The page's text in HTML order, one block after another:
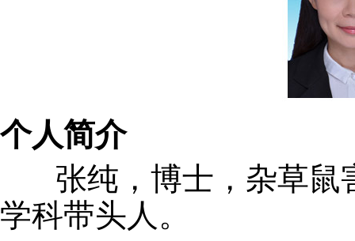
个人简介
张纯，博士，杂草鼠
学科带头人。